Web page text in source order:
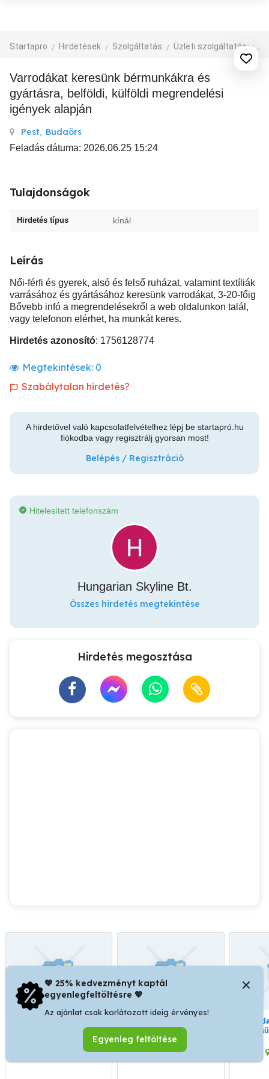
Startapro Hirdetések Szolgáltatás Üzleti szolgáltatás
Varrodákat keresünk bérmunkákra és
gyártásra, belföldi, külföldi megrendelési
igények alapján
Pest, Budaörs
Feladás dátuma: 2026.06.25 15:24
Tulajdonságok
Hirdetés típus kínál
Leírás
Női-férfi és gyerek, alsó és felső ruházat, valamint textíliák
varrásához és gyártásához keresünk varrodákat, 3-20-főig
Bővebb infó a megrendelésekről a web oldalunkon talál,
vagy telefonon elérhet, ha munkát keres.
Hirdetés azonosító: 1756128774
Megtekintések: 0
Szabálytalan hirdetés?
A hirdetővel való kapcsolatfelvételhez lépj be startapró.hu
fiókodba vagy regisztrálj gyorsan most!
Belépés / Regisztráció
Hitelesített telefonszám
Hungarian Skyline Bt.
Összes hirdetés megtekintése
Hirdetés megosztása
varrodai bérmunkákat
vállaló vállalkozások
figyelmébe ajánlom.
azonnali kezdéssel,
bérmunkákra.
Budaörs
💖 25% kedvezményt kaptál
egyenlegfeltöltésre 💖
Az ajánlat csak korlátozott ideig érvényes!
Egyenleg feltöltése